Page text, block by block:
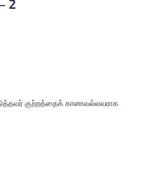
2
குற்றத்தைக் காணவல்லவராக